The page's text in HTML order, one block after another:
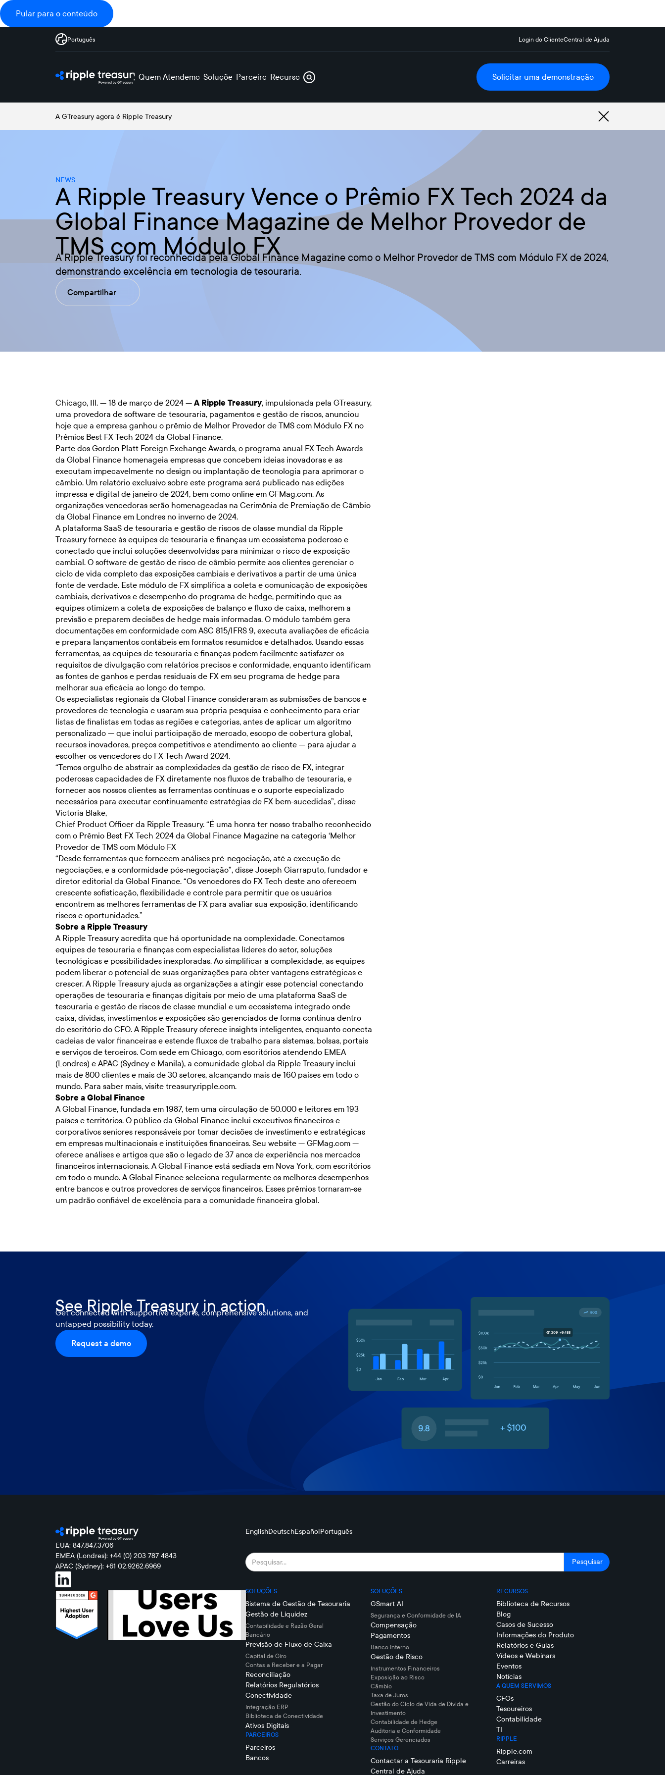
Pular para o conteúdo
Português Login do ClienteCentral de Ajuda
Quem Atendemos Soluções Parceiros Recursos Solicitar uma demonstração
A GTreasury agora é Ripple Treasury
NEWS
A Ripple Treasury Vence o Prêmio FX Tech 2024 da
Global Finance Magazine de Melhor Provedor de
TMS com Módulo FX
A Ripple Treasury foi reconhecida pela Global Finance Magazine como o Melhor Provedor de TMS com Módulo FX de 2024,
demonstrando excelência em tecnologia de tesouraria.
Compartilhar
Chicago, Ill. — 18 de março de 2024 — A Ripple Treasury, impulsionada pela GTreasury,
uma provedora de software de tesouraria, pagamentos e gestão de riscos, anunciou
hoje que a empresa ganhou o prêmio de Melhor Provedor de TMS com Módulo FX no
Prêmios Best FX Tech 2024 da Global Finance.
Parte dos Gordon Platt Foreign Exchange Awards, o programa anual FX Tech Awards
da Global Finance homenageia empresas que concebem ideias inovadoras e as
executam impecavelmente no design ou implantação de tecnologia para aprimorar o
câmbio. Um relatório exclusivo sobre este programa será publicado nas edições
impressa e digital de janeiro de 2024, bem como online em GFMag.com. As
organizações vencedoras serão homenageadas na Cerimônia de Premiação de Câmbio
da Global Finance em Londres no inverno de 2024.
A plataforma SaaS de tesouraria e gestão de riscos de classe mundial da Ripple
Treasury fornece às equipes de tesouraria e finanças um ecossistema poderoso e
conectado que inclui soluções desenvolvidas para minimizar o risco de exposição
cambial. O software de gestão de risco de câmbio permite aos clientes gerenciar o
ciclo de vida completo das exposições cambiais e derivativos a partir de uma única
fonte de verdade. Este módulo de FX simplifica a coleta e comunicação de exposições
cambiais, derivativos e desempenho do programa de hedge, permitindo que as
equipes otimizem a coleta de exposições de balanço e fluxo de caixa, melhorem a
previsão e preparem decisões de hedge mais informadas. O módulo também gera
documentações em conformidade com ASC 815/IFRS 9, executa avaliações de eficácia
e prepara lançamentos contábeis em formatos resumidos e detalhados. Usando essas
ferramentas, as equipes de tesouraria e finanças podem facilmente satisfazer os
requisitos de divulgação com relatórios precisos e conformidade, enquanto identificam
as fontes de ganhos e perdas residuais de FX em seu programa de hedge para
melhorar sua eficácia ao longo do tempo.
Os especialistas regionais da Global Finance consideraram as submissões de bancos e
provedores de tecnologia e usaram sua própria pesquisa e conhecimento para criar
listas de finalistas em todas as regiões e categorias, antes de aplicar um algoritmo
personalizado — que inclui participação de mercado, escopo de cobertura global,
recursos inovadores, preços competitivos e atendimento ao cliente — para ajudar a
escolher os vencedores do FX Tech Award 2024.
“Temos orgulho de abstrair as complexidades da gestão de risco de FX, integrar
poderosas capacidades de FX diretamente nos fluxos de trabalho de tesouraria, e
fornecer aos nossos clientes as ferramentas contínuas e o suporte especializado
necessários para executar continuamente estratégias de FX bem-sucedidas”, disse
Victoria Blake,
Chief Product Officer da Ripple Treasury. “É uma honra ter nosso trabalho reconhecido
com o Prêmio Best FX Tech 2024 da Global Finance Magazine na categoria ‘Melhor
Provedor de TMS com Módulo FX
“Desde ferramentas que fornecem análises pré-negociação, até a execução de
negociações, e a conformidade pós-negociação”, disse Joseph Giarraputo, fundador e
diretor editorial da Global Finance. “Os vencedores do FX Tech deste ano oferecem
crescente sofisticação, flexibilidade e controle para permitir que os usuários
encontrem as melhores ferramentas de FX para avaliar sua exposição, identificando
riscos e oportunidades.”
Sobre a Ripple Treasury
A Ripple Treasury acredita que há oportunidade na complexidade. Conectamos
equipes de tesouraria e finanças com especialistas líderes do setor, soluções
tecnológicas e possibilidades inexploradas. Ao simplificar a complexidade, as equipes
podem liberar o potencial de suas organizações para obter vantagens estratégicas e
crescer. A Ripple Treasury ajuda as organizações a atingir esse potencial conectando
operações de tesouraria e finanças digitais por meio de uma plataforma SaaS de
tesouraria e gestão de riscos de classe mundial e um ecossistema integrado onde
caixa, dívidas, investimentos e exposições são gerenciados de forma contínua dentro
do escritório do CFO. A Ripple Treasury oferece insights inteligentes, enquanto conecta
cadeias de valor financeiras e estende fluxos de trabalho para sistemas, bolsas, portais
e serviços de terceiros. Com sede em Chicago, com escritórios atendendo EMEA
(Londres) e APAC (Sydney e Manila), a comunidade global da Ripple Treasury inclui
mais de 800 clientes e mais de 30 setores, alcançando mais de 160 países em todo o
mundo. Para saber mais, visite treasury.ripple.com.
Sobre a Global Finance
A Global Finance, fundada em 1987, tem uma circulação de 50.000 e leitores em 193
países e territórios. O público da Global Finance inclui executivos financeiros e
corporativos seniores responsáveis por tomar decisões de investimento e estratégicas
em empresas multinacionais e instituições financeiras. Seu website — GFMag.com —
oferece análises e artigos que são o legado de 37 anos de experiência nos mercados
financeiros internacionais. A Global Finance está sediada em Nova York, com escritórios
em todo o mundo. A Global Finance seleciona regularmente os melhores desempenhos
entre bancos e outros provedores de serviços financeiros. Esses prêmios tornaram-se
um padrão confiável de excelência para a comunidade financeira global.
See Ripple Treasury in action
Get connected with supportive experts, comprehensive solutions, and
untapped possibility today.
Request a demo
EUA: 847.847.3706
EMEA (Londres): +44 (0) 203 787 4843
APAC (Sydney): +61 02.9262.6969
EnglishDeutschEspañolPortuguês
SOLUÇÕES
Sistema de Gestão de Tesouraria
Gestão de Liquidez
Contabilidade e Razão Geral
Bancário
Previsão de Fluxo de Caixa
Capital de Giro
Contas a Receber e a Pagar
Reconciliação
Relatórios Regulatórios
Conectividade
Integração ERP
Biblioteca de Conectividade
Ativos Digitais
PARCEIROS
Parceiros
Bancos
SOLUÇÕES
GSmart AI
Segurança e Conformidade de IA
Compensação
Pagamentos
Banco Interno
Gestão de Risco
Instrumentos Financeiros
Exposição ao Risco
Câmbio
Taxa de Juros
Gestão do Ciclo de Vida de Dívida e
Investimento
Contabilidade de Hedge
Auditoria e Conformidade
Serviços Gerenciados
CONTATO
Contactar a Tesouraria Ripple
Central de Ajuda
RECURSOS
Biblioteca de Recursos
Blog
Casos de Sucesso
Informações do Produto
Relatórios e Guias
Vídeos e Webinars
Eventos
Notícias
A QUEM SERVIMOS
CFOs
Tesoureiros
Contabilidade
TI
RIPPLE
Ripple.com
Carreiras